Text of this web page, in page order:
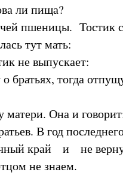
ли пища?
пшеницы. Тостик
тут мать:
не выпускает:
братьях, тогда
матери. Она и
В год
край и не
не знаем.